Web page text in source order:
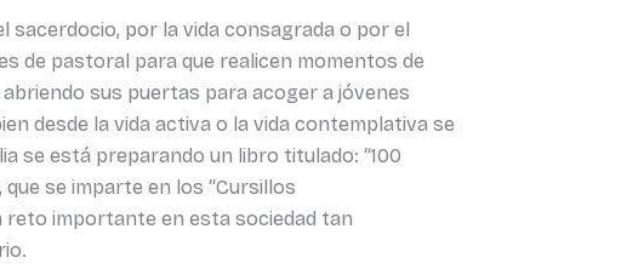
sacerdocio, por la vida consagrada o por el
de pastoral para que realicen momentos de
sus puertas para acoger a jóvenes
desde la vida activa o la vida contemplativa se
se está preparando un libro titulado: “100
se imparte en los “Cursillos
reto importante en esta sociedad tan